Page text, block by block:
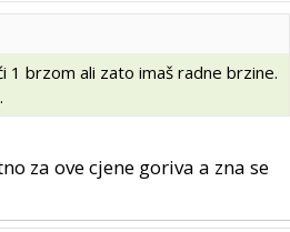
1 brzom ali zato imaš radne brzine.
za ove cjene goriva a zna se